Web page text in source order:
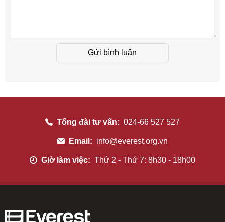
Gửi bình luận
Tổng đài tư vấn: 024-66 527 527
Email: info@everest.org.vn
Giờ làm việc: Thứ 2 - Thứ 7: 8h30 - 18h00